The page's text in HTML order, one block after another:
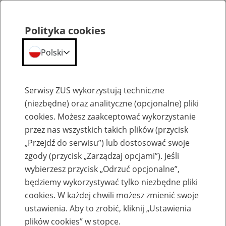
Emerytury
Baza zlikwidowanych lub
przekształconych zakładów pracy
Polityka cookies
Polski
Serwisy ZUS wykorzystują techniczne
(niezbędne) oraz analityczne (opcjonalne) pliki
cookies. Możesz zaakceptować wykorzystanie
przez nas wszystkich takich plików (przycisk
„Przejdź do serwisu”) lub dostosować swoje
zgody (przycisk „Zarządzaj opcjami”). Jeśli
wybierzesz przycisk „Odrzuć opcjonalne”,
będziemy wykorzystywać tylko niezbędne pliki
cookies. W każdej chwili możesz zmienić swoje
ustawienia. Aby to zrobić, kliknij „Ustawienia
plików cookies” w stopce.